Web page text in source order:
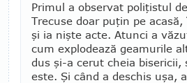
Primul a observat poli­ţistul
Tre­cuse doar puţin pe
şi ia nişte acte. Atunci a
cum explodează geamurile
dus şi-a cerut cheia bise­ricii,
este. Şi când a deschis uşa,